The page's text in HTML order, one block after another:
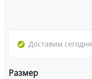
Доставим сегодня
Размер